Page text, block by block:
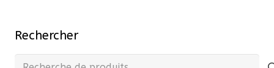
Rechercher
Recherche